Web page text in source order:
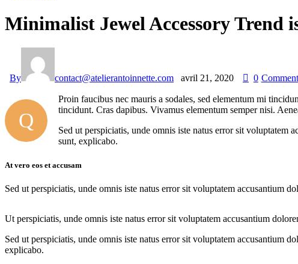
Minimalist Jewel Accessory Trend
By contact@atelierantoinnette.com avril 21, 2020 0
Q
Proin faucibus nec mauris a sodales, sed elementum mi
tincidunt. Cras dapibus. Vivamus elementum semper nisi.
Sed ut perspiciatis, unde omnis iste natus error sit voluptatem
sunt, explicabo.
At vero eos et accusam
Sed ut perspiciatis, unde omnis iste natus error sit voluptatem accusantium
Ut perspiciatis, unde omnis iste natus error sit voluptatem accusantium
Sed ut perspiciatis, unde omnis iste natus error sit voluptatem accusantium
explicabo.